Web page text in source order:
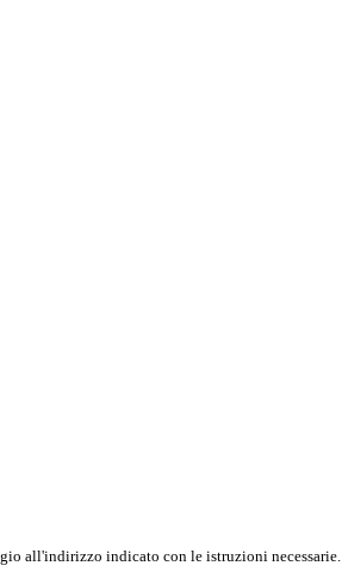
all'indirizzo indicato con le istruzioni necessarie.